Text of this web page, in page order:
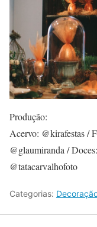
Produção:
Acervo: @kirafestas /
@glaumiranda /
@tatacarvalhofoto
Categorias: